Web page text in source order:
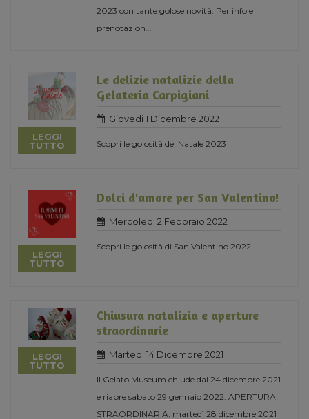
2023 con tante golose novità. Per info e
prenotazion
LEGGI
TUTTO
Le delizie natalizie della
Gelateria Carpigiani
Giovedi 1 Dicembre 2022
Scopri le golosità del Natale 2023
LEGGI
TUTTO
Dolci d'amore per San Valentino!
Mercoledi 2 Febbraio 2022
Scopri le golosità di San Valentino 2022
LEGGI
TUTTO
Chiusura natalizia e aperture
straordinarie
Martedi 14 Dicembre 2021
Il Gelato Museum chiude dal 24 dicembre 2021
e riapre sabato 29 gennaio 2022. APERTURA
STRAORDINARIA: martedì 28 dicembre 2021